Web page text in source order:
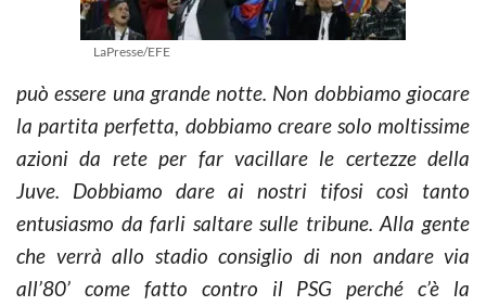
LaPresse/EFE
può essere una grande notte. Non dobbiamo giocare
la partita perfetta, dobbiamo creare solo moltissime
azioni da rete per far vacillare le certezze della
Juve. Dobbiamo dare ai nostri tifosi così tanto
entusiasmo da farli saltare sulle tribune. Alla gente
che verrà allo stadio consiglio di non andare via
all’80’ come fatto contro il PSG perché c’è la